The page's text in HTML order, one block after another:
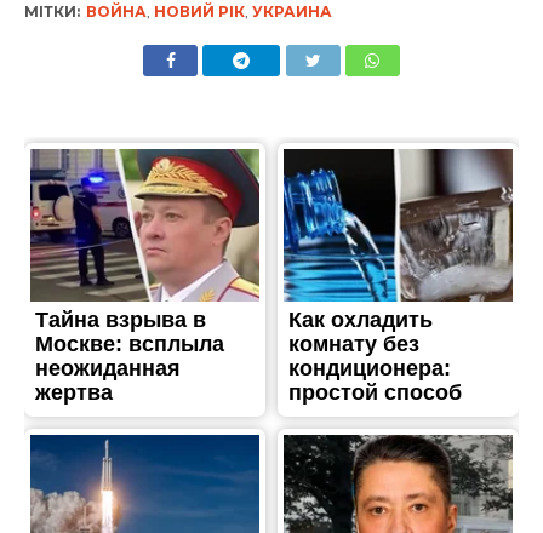
МІТКИ: ВОЙНА НОВИЙ РІК, УКРАИНА